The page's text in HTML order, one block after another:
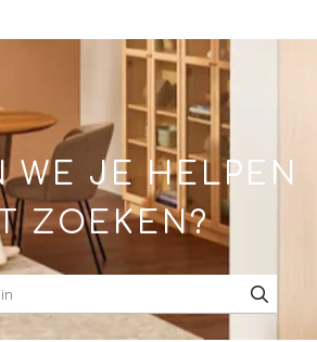
WE JE HELPEN
ZOEKEN?